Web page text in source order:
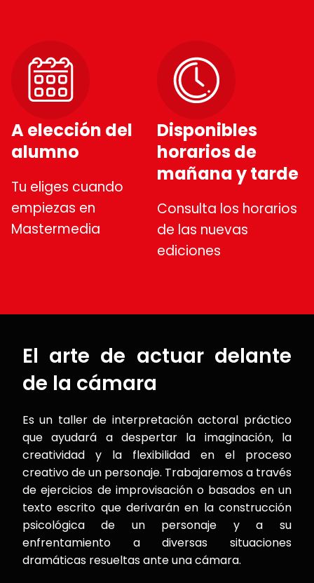
A elección del
alumno
Tu eliges cuando
empiezas en
Mastermedia
Disponibles
horarios de
mañana y tarde
Consulta los horarios
de las nuevas
ediciones
El arte de actuar delante
de la cámara
Es un taller de interpretación actoral práctico
que ayudará a despertar la imaginación, la
creatividad y la flexibilidad en el proceso
creativo de un personaje. Trabajaremos a través
de ejercicios de improvisación o basados en un
texto escrito que derivarán en la construcción
psicológica de un personaje y a su
enfrentamiento a diversas situaciones
dramáticas resueltas ante una cámara.